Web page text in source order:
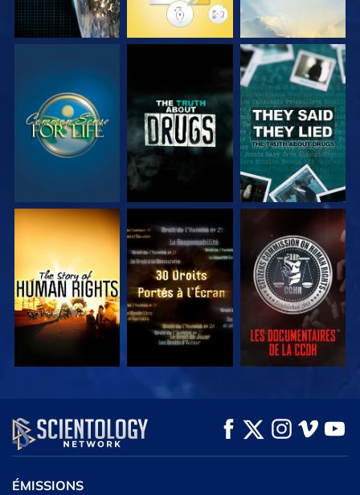
REGARDER REGARDER REGARDER
REGARDER REGARDER REGARDER
REGARDER REGARDER
DÉCOUVRIR LES
SÉRIES
ÉMISSIONS